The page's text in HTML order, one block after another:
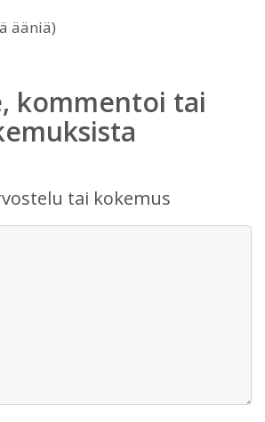
ääniä)
kommentoi tai
tai kokemus